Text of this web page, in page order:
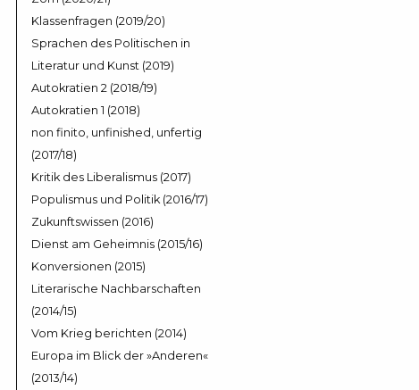
Klassenfragen (2019/20)
Sprachen des Politischen in
Literatur und Kunst (2019)
Autokratien 2 (2018/19)
Autokratien 1 (2018)
non finito, unfinished, unfertig
(2017/18)
Kritik des Liberalismus (2017)
Populismus und Politik (2016/17)
Zukunftswissen (2016)
Dienst am Geheimnis (2015/16)
Konversionen (2015)
Literarische Nachbarschaften
(2014/15)
Vom Krieg berichten (2014)
Europa im Blick der »Anderen«
(2013/14)